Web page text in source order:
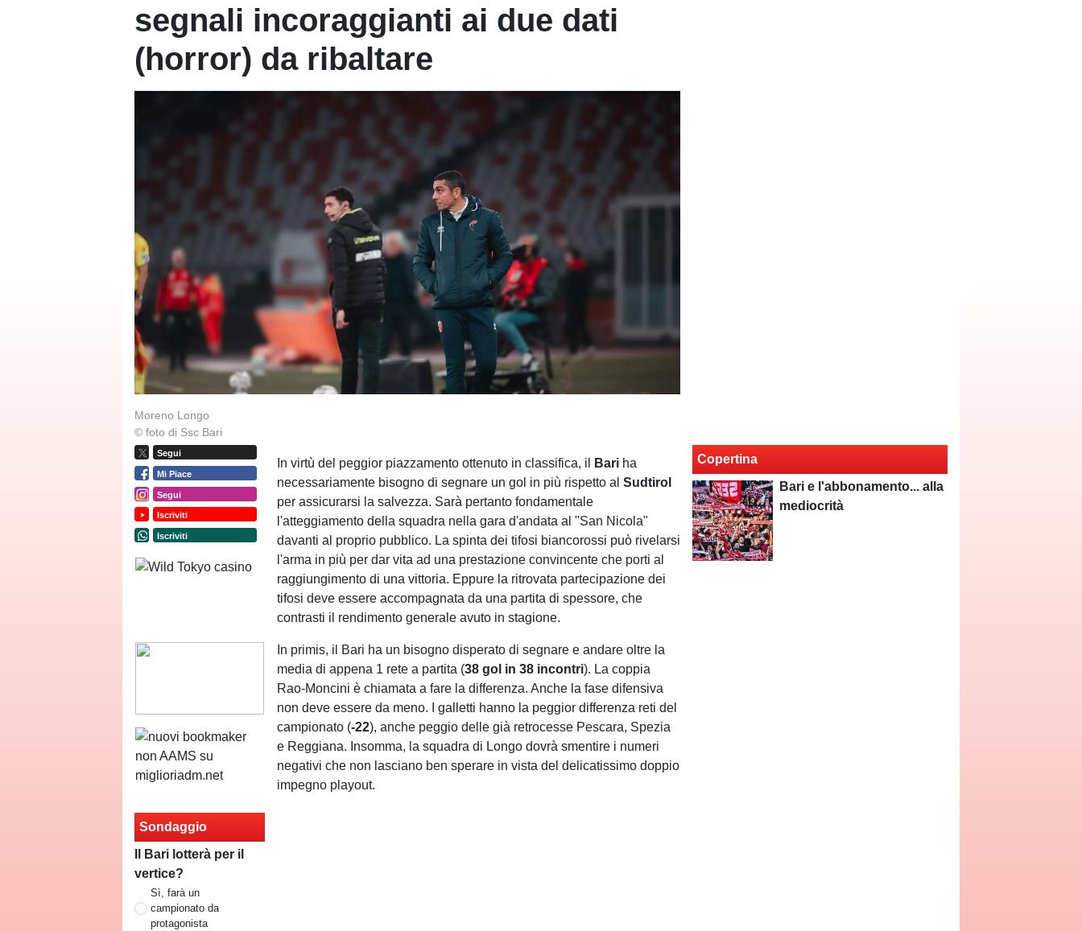
segnali incoraggianti ai due dati
(horror) da ribaltare
Moreno Longo
© foto di Ssc Bari
Segui
Mi Piace
Segui
Iscriviti
Iscriviti
Sondaggio
Il Bari lotterà per il
vertice?
Sì, farà un
campionato da
protagonista
In virtù del peggior piazzamento ottenuto in classifica, il Bari ha
necessariamente bisogno di segnare un gol in più rispetto alSudtirol
per assicurarsi la salvezza. Sarà pertanto fondamentale
l'atteggiamento della squadra nella gara d'andata al "San Nicola"
davanti al proprio pubblico. La spinta dei tifosi biancorossi può rivelarsi
l'arma in più per dar vita ad una prestazione convincente che porti al
raggiungimento di una vittoria. Eppure la ritrovata partecipazione dei
tifosi deve essere accompagnata da una partita di spessore, che
contrasti il rendimento generale avuto in stagione.
In primis, il Bari ha un bisogno disperato di segnare e andare oltre la
media di appena 1 rete a partita (38 gol in 38 incontri). La coppia
Rao-Moncini è chiamata a fare la differenza. Anche la fase difensiva
non deve essere da meno. I galletti hanno la peggior differenza reti del
campionato (-22), anche peggio delle già retrocesse Pescara, Spezia
e Reggiana. Insomma, la squadra di Longo dovrà smentire i numeri
negativi che non lasciano ben sperare in vista del delicatissimo doppio
impegno playout.
Copertina
Bari e l'abbonamento... alla
mediocrità